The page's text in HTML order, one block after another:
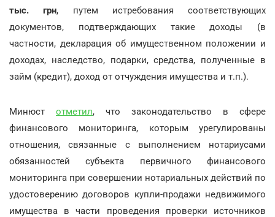
тыс. грн, путем истребования соответствующих
документов, подтверждающих такие доходы (в
частности, декларация об имущественном положении и
доходах, наследство, подарки, средства, полученные в
займ (кредит), доход от отчуждения имущества и т.п.).
Минюст отметил, что законодательство в сфере
финансового мониторинга, которым урегулированы
отношения, связанные с выполнением нотариусами
обязанностей субъекта первичного финансового
мониторинга при совершении нотариальных действий по
удостоверению договоров купли-продажи недвижимого
имущества в части проведения проверки источников